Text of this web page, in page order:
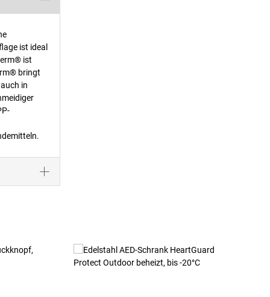
ist ideal
ist
bringt
in